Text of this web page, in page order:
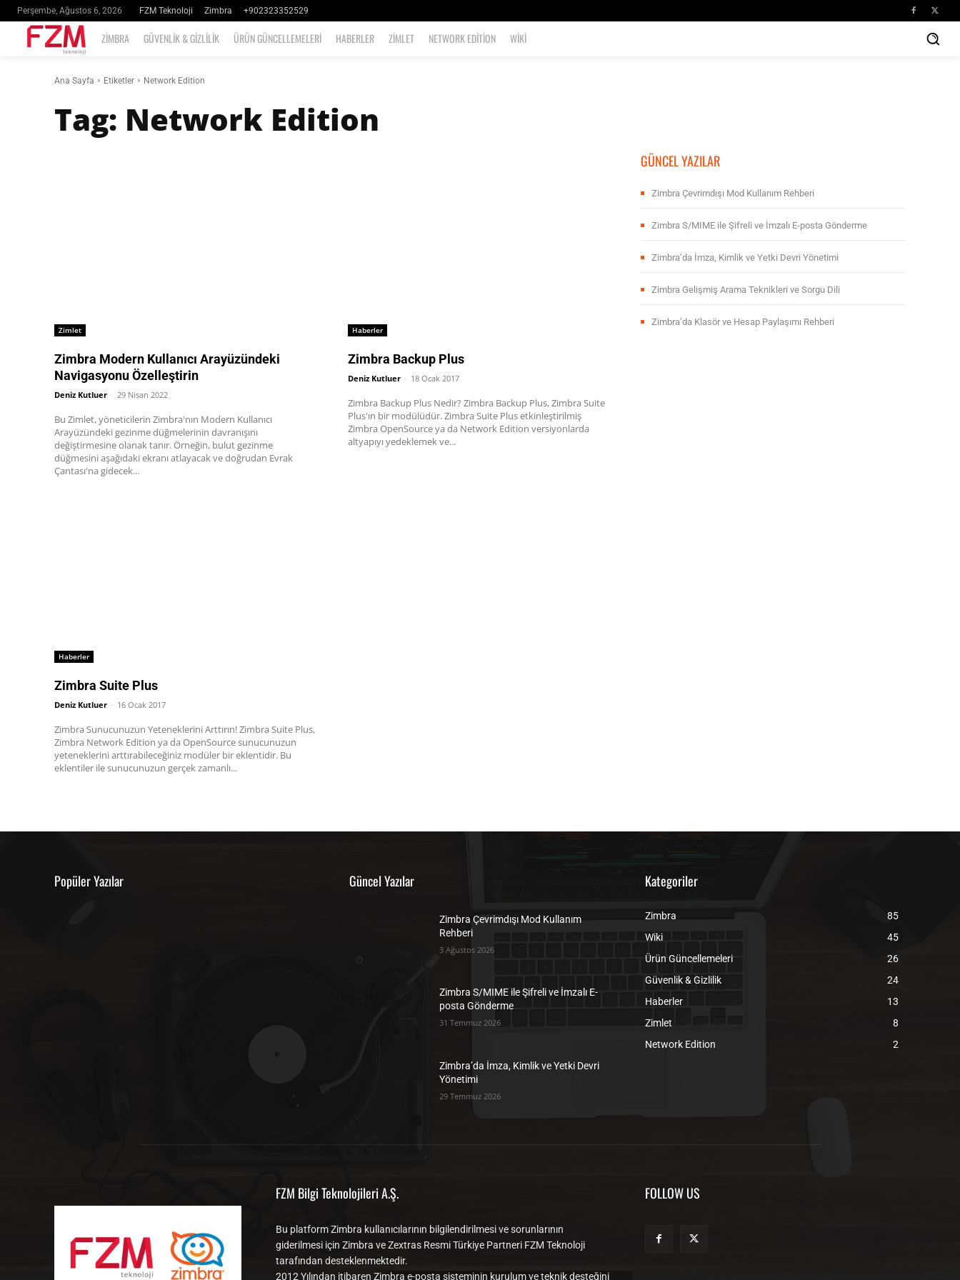
Perşembe, Ağustos 6, 2026 FZM Teknoloji Zimbra +902323352529
ZIMBRA GÜVENLIK & GIZLILIK ÜRÜN GÜNCELLEMELERI HABERLER ZIMLET NETWORK EDITION WIKI
Ana Sayfa Etiketler Network Edition
Tag: Network Edition
Zimlet
Zimbra Modern Kullanıcı Arayüzündeki
Navigasyonu Özelleştirin
Deniz Kutluer - 29 Nisan 2022
Bu Zimlet, yöneticilerin Zimbra'nın Modern Kullanıcı
Arayüzündeki gezinme düğmelerinin davranışını
değiştirmesine olanak tanır. Örneğin, bulut gezinme
düğmesini aşağıdaki ekranı atlayacak ve doğrudan Evrak
Çantası'na gidecek...
Haberler
Zimbra Backup Plus
Deniz Kutluer - 18 Ocak 2017
Zimbra Backup Plus Nedir? Zimbra Backup Plus, Zimbra Suite
Plus'ın bir modülüdür. Zimbra Suite Plus etkinleştirilmiş
Zimbra OpenSource ya da Network Edition versiyonlarda
altyapıyı yedeklemek ve...
Haberler
Zimbra Suite Plus
Deniz Kutluer - 16 Ocak 2017
Zimbra Sunucunuzun Yeteneklerini Arttırın! Zimbra Suite Plus,
Zimbra Network Edition ya da OpenSource sunucunuzun
yeteneklerini arttırabileceğiniz modüler bir eklentidir. Bu
eklentiler ile sunucunuzun gerçek zamanlı...
GÜNCEL YAZILAR
Zimbra Çevrimdışı Mod Kullanım Rehberi
Zimbra S/MIME ile Şifreli ve İmzalı E-posta Gönderme
Zimbra’da İmza, Kimlik ve Yetki Devri Yönetimi
Zimbra Gelişmiş Arama Teknikleri ve Sorgu Dili
Zimbra’da Klasör ve Hesap Paylaşımı Rehberi
Popüler Yazılar Güncel Yazılar
Zimbra Çevrimdışı Mod Kullanım
Rehberi
3 Ağustos 2026
Zimbra S/MIME ile Şifreli ve İmzalı E-
posta Gönderme
31 Temmuz 2026
Zimbra’da İmza, Kimlik ve Yetki Devri
Yönetimi
29 Temmuz 2026
Kategoriler
Zimbra
85
Wiki
45
Ürün Güncellemeleri
26
Güvenlik & Gizlilik
24
Haberler
13
Zimlet
8
Network Edition
2
FZM Bilgi Teknolojileri A.Ş.
Bu platform Zimbra kullanıcılarının bilgilendirilmesi ve sorunlarının
giderilmesi için Zimbra ve Zextras Resmi Türkiye Partneri FZM Teknoloji
tarafından desteklenmektedir.
2012 Yılından itibaren Zimbra e-posta sisteminin kurulum ve teknik desteğini
FOLLOW US